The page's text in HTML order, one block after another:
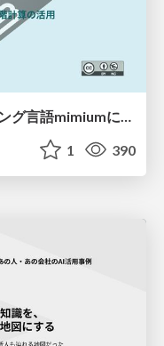
1 390